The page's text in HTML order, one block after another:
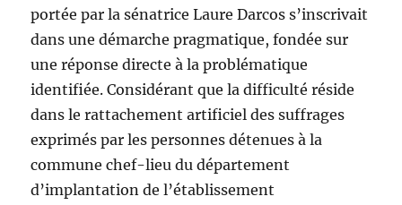
portée par la sénatrice Laure Darcos s’inscrivait
dans une démarche pragmatique, fondée sur
une réponse directe à la problématique
identifiée. Considérant que la difficulté réside
dans le rattachement artificiel des suffrages
exprimés par les personnes détenues à la
commune chef-lieu du département
d’implantation de l’établissement